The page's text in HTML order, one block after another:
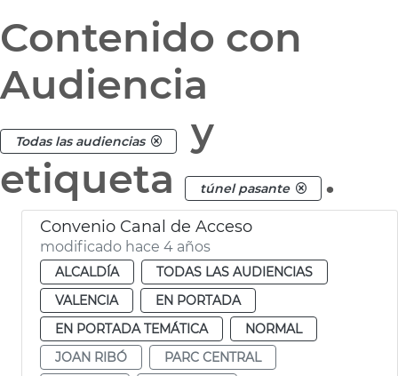
Contenido con
Audiencia
Todas las audiencias
y
etiqueta
túnel pasante .
Convenio Canal de Acceso
modificado hace 4 años
ALCALDÍA
TODAS LAS AUDIENCIAS
VALENCIA
EN PORTADA
EN PORTADA TEMÁTICA
NORMAL
JOAN RIBÓ
PARC CENTRAL